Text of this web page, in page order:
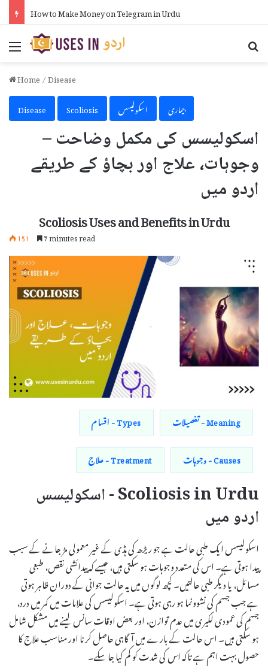
How to Make Money on Telegram in Urdu
Menu
Home/Disease
Disease
Scoliosis اسکولیسس بیماری
اسکولیسس کی مکمل وضاحت –
وجوہات، علاج اور بچاؤ کے طریقے
اردو میں
Scoliosis Uses and Benefits in Urdu
151 7 minutes read
Meaning - تفصیلات
Types - اقسام
Causes - وجوہات
Treatment - علاج
Scoliosis in Urdu - اسکولیسس
اردو میں
اسکولیسس ایک طبی حالت ہے جو ریڑھ کی ہڈی کے غیر معمولی مڑ جانے کے سبب
پیدا ہوتی ہے۔ اس کی متعدد وجوہات ہو سکتی ہیں، جیسے کہ پیدائشی نقص، طبعی
مسائل، یا دیگر طبی حالتیں۔ کچھ لوگوں میں یہ حالت جوانی کے دوران ظاہر ہوتی
ہے جب جسم کی نشوونما ہو رہی ہوتی ہے۔ اسکولیسس کی علامات میں کمر میں درد،
جسم کی عمودی لکیری میں عدم توازن، اور بعض اوقات سانس لینے میں مشکل شامل
ہو سکتی ہیں۔ اس حالت کے بارے میں آگاہی حاصل کرنا اور مناسب علاج کا
حصول بہت اہم ہے تاکہ اس کی شدت کو کم کیا جا سکے۔